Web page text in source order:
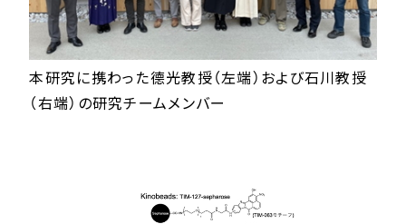
本研究に携わった德光教授（左端）および石川教授
（右端）の研究チームメンバー